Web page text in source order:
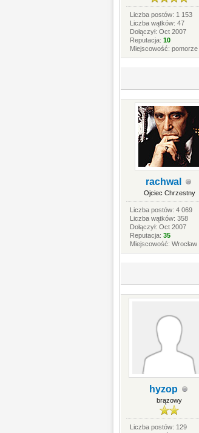
Liczba postów: 1 153
Liczba wątków: 47
Dołączył: Oct 2007
Reputacja:10
Miejscowość: pomorze
rachwal
Ojciec Chrzestny
Liczba postów: 4 069
Liczba wątków: 358
Dołączył: Oct 2007
Reputacja:35
Miejscowość: Wrocław
hyzop
brązowy
Liczba postów: 129